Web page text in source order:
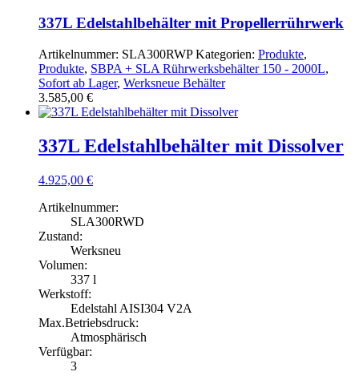
337L Edelstahlbehälter mit Propellerrührwerk
Artikelnummer: SLA300RWP Kategorien: Produkte,
Produkte, SBPA + SLA Rührwerksbehälter 150 - 2000L,
Sofort ab Lager, Werksneue Behälter
3.585,00 €
337L Edelstahlbehälter mit Dissolver
4.925,00 €
Artikelnummer:
SLA300RWD
Zustand:
Werksneu
Volumen:
337 l
Werkstoff:
Edelstahl AISI304 V2A
Max.Betriebsdruck:
Atmosphärisch
Verfügbar:
3